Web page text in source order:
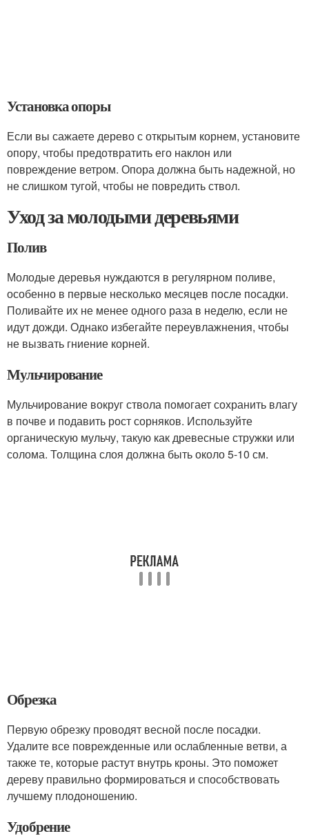
Установка опоры
Если вы сажаете дерево с открытым корнем, установите
опору, чтобы предотвратить его наклон или
повреждение ветром. Опора должна быть надежной, но
не слишком тугой, чтобы не повредить ствол.
Уход за молодыми деревьями
Полив
Молодые деревья нуждаются в регулярном поливе,
особенно в первые несколько месяцев после посадки.
Поливайте их не менее одного раза в неделю, если не
идут дожди. Однако избегайте переувлажнения, чтобы
не вызвать гниение корней.
Мульчирование
Мульчирование вокруг ствола помогает сохранить влагу
в почве и подавить рост сорняков. Используйте
органическую мульчу, такую как древесные стружки или
солома. Толщина слоя должна быть около 5-10 см.
Обрезка
Первую обрезку проводят весной после посадки.
Удалите все поврежденные или ослабленные ветви, а
также те, которые растут внутрь кроны. Это поможет
дереву правильно формироваться и способствовать
лучшему плодоношению.
Удобрение